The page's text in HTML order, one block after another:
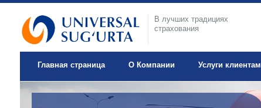
В лучших традициях
страхования
Главная страница О Компании Услуги клиентам